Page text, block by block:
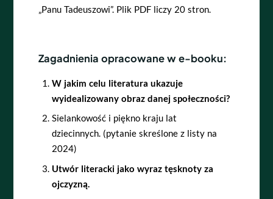
„Panu Tadeuszowi”. Plik PDF liczy 20 stron.
Zagadnienia opracowane w e-booku:
W jakim celu literatura ukazuje
wyidealizowany obraz danej społeczności?
Sielankowość i piękno kraju lat
dziecinnych. (pytanie skreślone z listy na
2024)
Utwór literacki jako wyraz tęsknoty za
ojczyzną.